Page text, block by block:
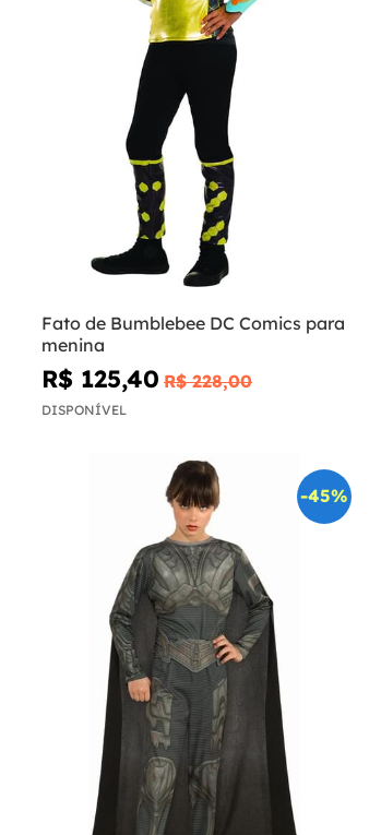
Fato de Bumblebee DC Comics para
menina
R$ 125,40 R$ 228,00
DISPONÍVEL
-45%